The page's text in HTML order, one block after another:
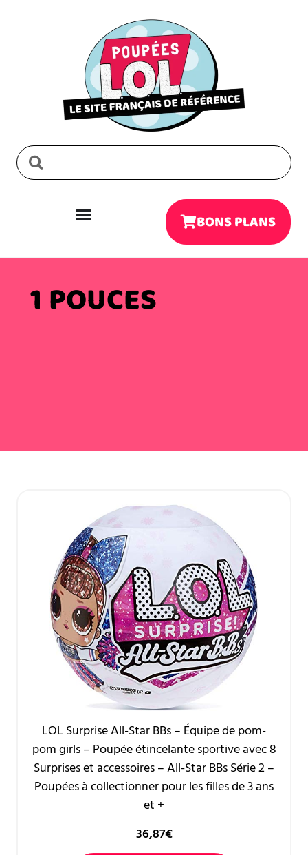
BONS PLANS
1 POUCES
LOL Surprise All-Star BBs – Équipe de pom-
pom girls – Poupée étincelante sportive avec 8
Surprises et accessoires – All-Star BBs Série 2 –
Poupées à collectionner pour les filles de 3 ans
et +
36,87€